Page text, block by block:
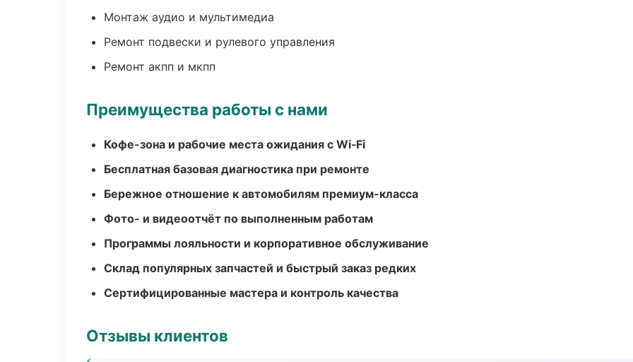
Монтаж аудио и мультимедиа
Ремонт подвески и рулевого управления
Ремонт акпп и мкпп
Преимущества работы с нами
Кофе-зона и рабочие места ожидания с Wi‑Fi
Бесплатная базовая диагностика при ремонте
Бережное отношение к автомобилям премиум-класса
Фото- и видеоотчёт по выполненным работам
Программы лояльности и корпоративное обслуживание
Склад популярных запчастей и быстрый заказ редких
Сертифицированные мастера и контроль качества
Отзывы клиентов